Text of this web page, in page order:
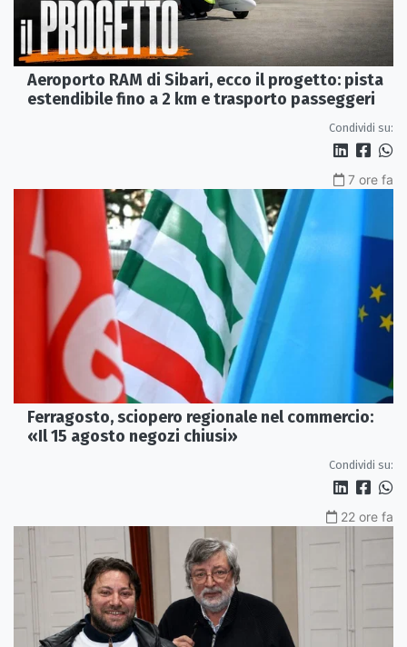
Aeroporto RAM di Sibari, ecco il progetto: pista
estendibile fino a 2 km e trasporto passeggeri
Condividi su:
7 ore fa
Ferragosto, sciopero regionale nel commercio:
«Il 15 agosto negozi chiusi»
Condividi su:
22 ore fa